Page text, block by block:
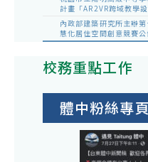
計畫「AR2VR跨域教學設
內政部建築研究所主辦
慧化居住空間創意競賽
校務重點工作
體中粉絲專頁